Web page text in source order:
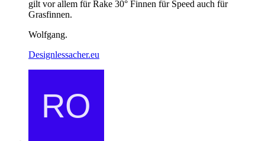
gilt vor allem für Rake 30° Finnen für Speed auch für
Grasfinnen.
Wolfgang.
Designlessacher.eu